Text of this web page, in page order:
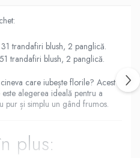
trandafiri blush, 2 panglică.
trandafiri blush, 2 panglică.
care iubește florile? Acest
alegerea ideală pentru a
pur și simplu un gând frumos.
plus: